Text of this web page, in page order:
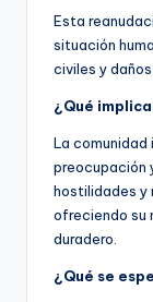
Esta
situación
civiles y
¿Qué
La comunidad
preocupación
hostilidades y
ofreciendo su
duradero.
¿Qué se